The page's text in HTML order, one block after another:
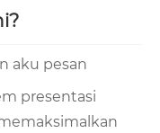
aku pesan
presentasi